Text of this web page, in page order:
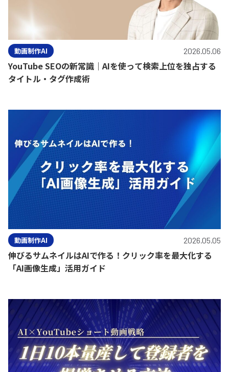
動画制作AI 2026.05.06
YouTube SEOの新常識｜AIを使って検索上位を独占する
タイトル・タグ作成術
動画制作AI 2026.05.05
伸びるサムネイルはAIで作る！クリック率を最大化する
「AI画像生成」活用ガイド